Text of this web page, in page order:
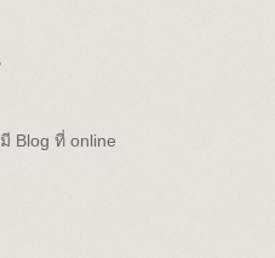
Blog ที่ online